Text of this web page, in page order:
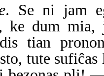
. Se ni jam
ke dum
tian
tute